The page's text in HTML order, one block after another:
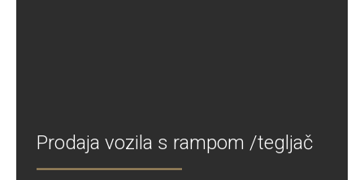
Prodaja vozila s rampom /tegljač